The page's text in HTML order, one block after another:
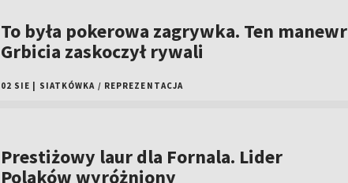
To była pokerowa zagrywka. Ten manewr
Grbicia zaskoczył rywali
02 SIE SIATKÓWKA / REPREZENTACJA
Prestiżowy laur dla Fornala. Lider
Polaków wyróżniony